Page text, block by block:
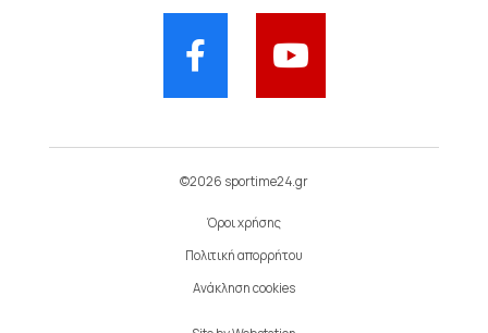
©2026 sportime24.gr
Όροι χρήσης
Πολιτική απορρήτου
Ανάκληση cookies